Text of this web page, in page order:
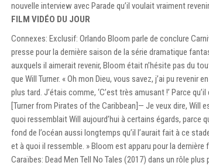
nouvelle interview avec Parade qu’il voulait vraiment
FILM VIDÉO DU JOUR
Connexes: Exclusif: Orlando Bloom parle de conclure
presse pour la dernière saison de la série dramatique
auxquels il aimerait revenir, Bloom était n’hésite pas du
que Will Turner. « Oh mon Dieu, vous savez, j’ai pu
plus tard. J’étais comme, ‘C’est très amusant !’ Parce
[Turner from Pirates of the Caribbean]— Je veux dire, Will
quoi ressemblait Will aujourd’hui à certains égards, parce
fond de l’océan aussi longtemps qu’il l’aurait fait à ce
et à quoi il ressemble. » Bloom est apparu pour la
Caraïbes: Dead Men Tell No Tales (2017) dans un rôle